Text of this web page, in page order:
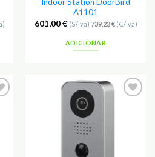
Indoor Station DoorBird
A1101
601,00€ (S/Iva) 739,23€(C/Iva)
ADICIONAR